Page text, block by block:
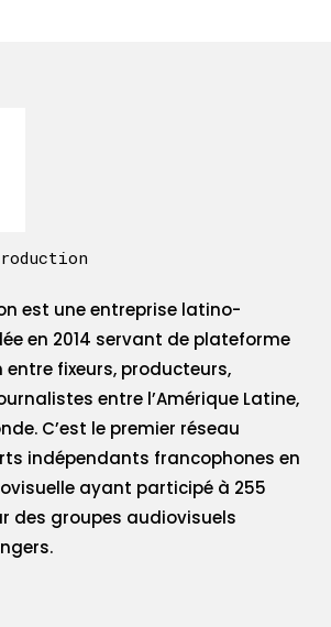
est une entreprise latino-
en 2014 servant de plateforme
fixeurs, producteurs,
entre l’Amérique Latine,
C’est le premier réseau
indépendants francophones en
ayant participé à 255
des groupes audiovisuels